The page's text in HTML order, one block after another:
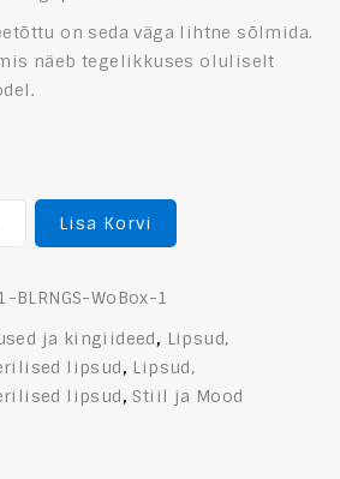
on seda väga lihtne sõlmida.
näeb tegelikkuses oluliselt
Lisa Korvi
BLRNGS-WoBox-1
ja kingiideed, Lipsud,
lipsud, Lipsud,
lipsud, Stiil ja Mood